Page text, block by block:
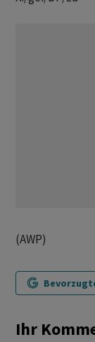
(AWP)
Ihr